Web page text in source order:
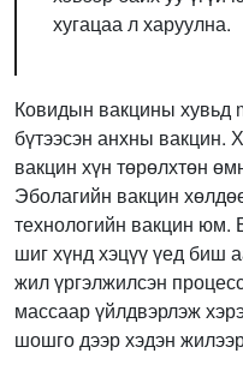
хугацаа л харуулна.
Ковидын вакцины хувьд
бүтээсэн анхны вакцин.
вакцин хүн төрөлхтөн
Эболагийн вакцин
технологийн вакцин юм.
шиг хүнд хэцүү үед биш
жил үргэлжилсэн
массаар үйлдвэрлэж
шошго дээр хэдэн